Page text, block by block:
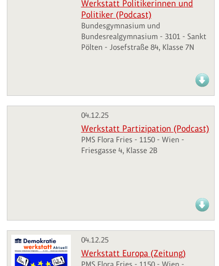
Werkstatt Politikerinnen und
Politiker (Podcast)
Bundesgymnasium und
Bundesrealgymnasium - 3101 - Sankt
Pölten - Josefstraße 84, Klasse 7N
04.12.25
Werkstatt Partizipation (Podcast)
PMS Flora Fries - 1150 - Wien -
Friesgasse 4, Klasse 2B
04.12.25
Werkstatt Europa (Zeitung)